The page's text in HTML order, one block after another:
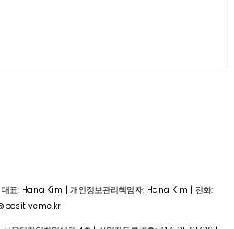
표: Hana Kim | 개인정보관리책임자: Hana Kim | 전화: